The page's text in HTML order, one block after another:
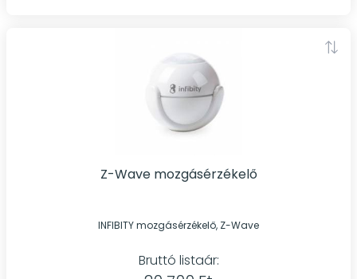
Z-Wave mozgásérzékelő
INFIBITY mozgásérzékelő, Z-Wave
Bruttó listaár: